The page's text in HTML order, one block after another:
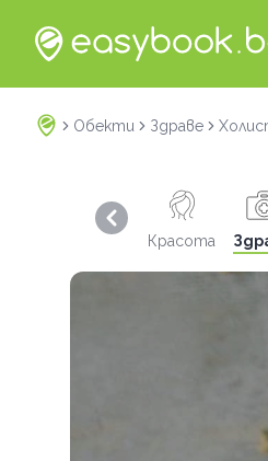
Обекти Здраве
Красота
Previous slide